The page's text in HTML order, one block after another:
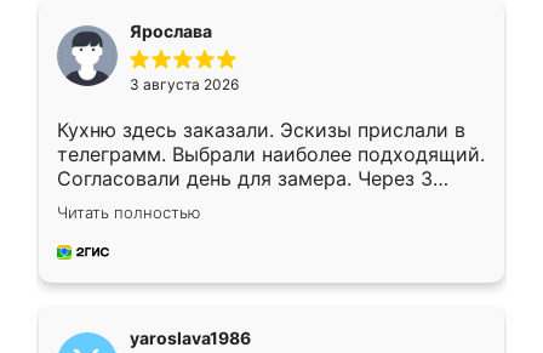
Ярослава
3 августа 2026
Кухню здесь заказали. Эскизы прислали в
телеграмм. Выбрали наиболее подходящий.
Согласовали день для замера. Через 3
недели кухня была уже готова. Остались
довольны работой. Спасибо Ренессанс
мебель за качественную работу!
Читать полностью
yaroslava1986